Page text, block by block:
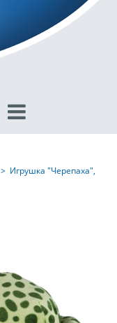
> Игрушка "Черепаха",